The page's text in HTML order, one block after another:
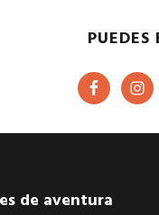
PUEDES
de aventura